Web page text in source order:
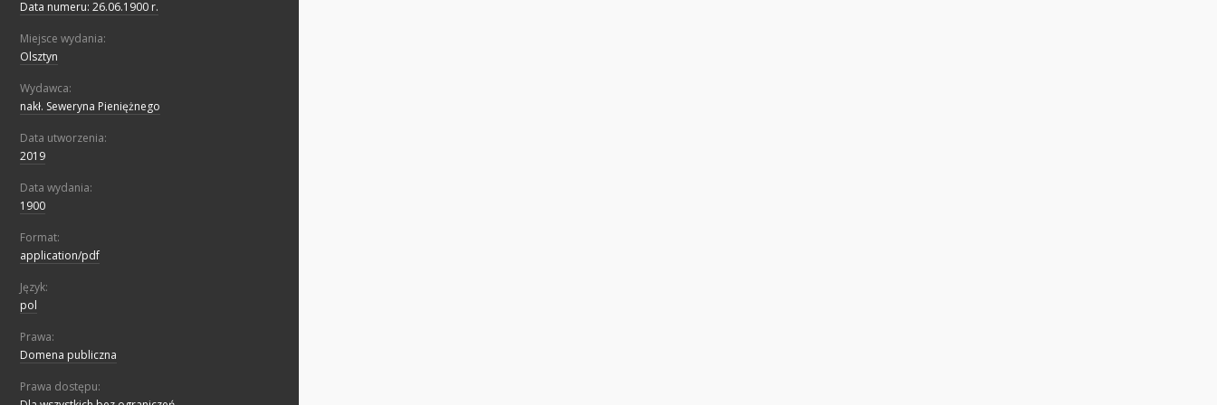
Data numeru: 26.06.1900 r.
Miejsce wydania:
Olsztyn
Wydawca:
nakł. Seweryna Pieniężnego
Data utworzenia:
2019
Data wydania:
1900
Format:
application/pdf
Język:
pol
Prawa:
Domena publiczna
Prawa dostępu: